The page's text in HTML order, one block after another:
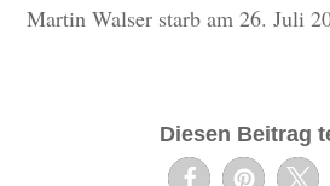
Martin Walser starb am 26. Juli
Diesen Beitrag